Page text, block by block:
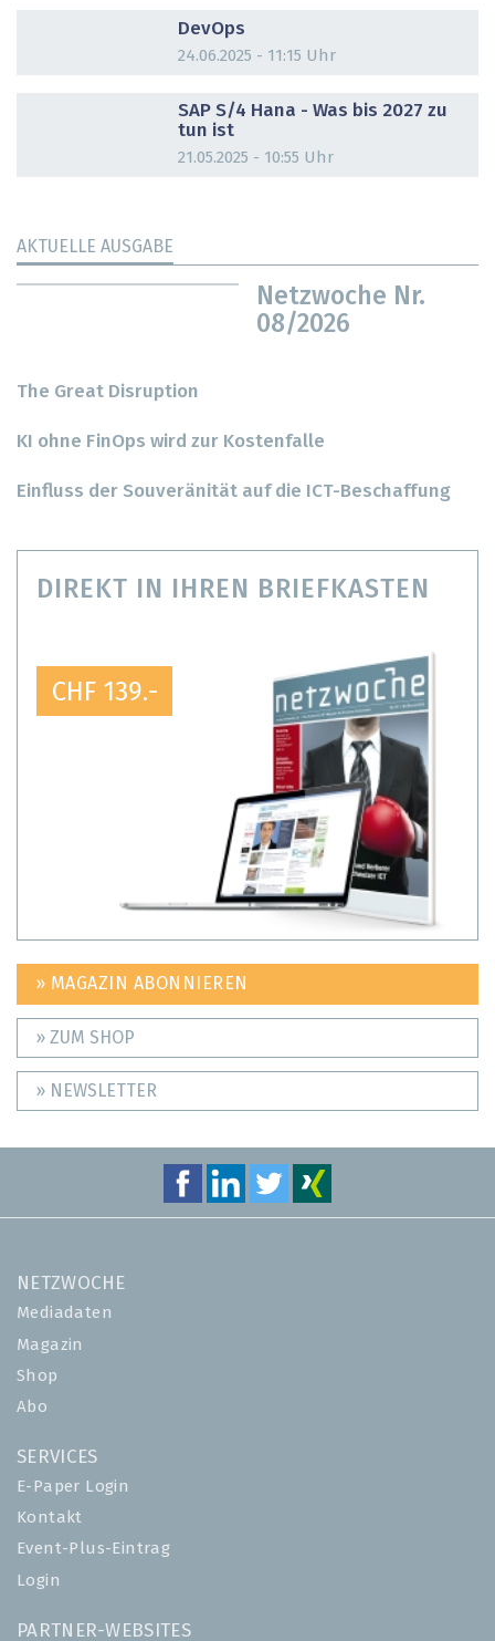
DevOps
24.06.2025 - 11:15 Uhr
SAP S/4 Hana - Was bis 2027 zu
tun ist
21.05.2025 - 10:55 Uhr
AKTUELLE AUSGABE
Netzwoche Nr.
08/2026
The Great Disruption
KI ohne FinOps wird zur Kostenfalle
Einfluss der Souveränität auf die ICT-Beschaffung
DIREKT IN IHREN BRIEFKASTEN
CHF 139.-
» MAGAZIN ABONNIEREN
» ZUM SHOP
» NEWSLETTER
NETZWOCHE
Mediadaten
Magazin
Shop
Abo
SERVICES
E-Paper Login
Kontakt
Event-Plus-Eintrag
Login
PARTNER-WEBSITES